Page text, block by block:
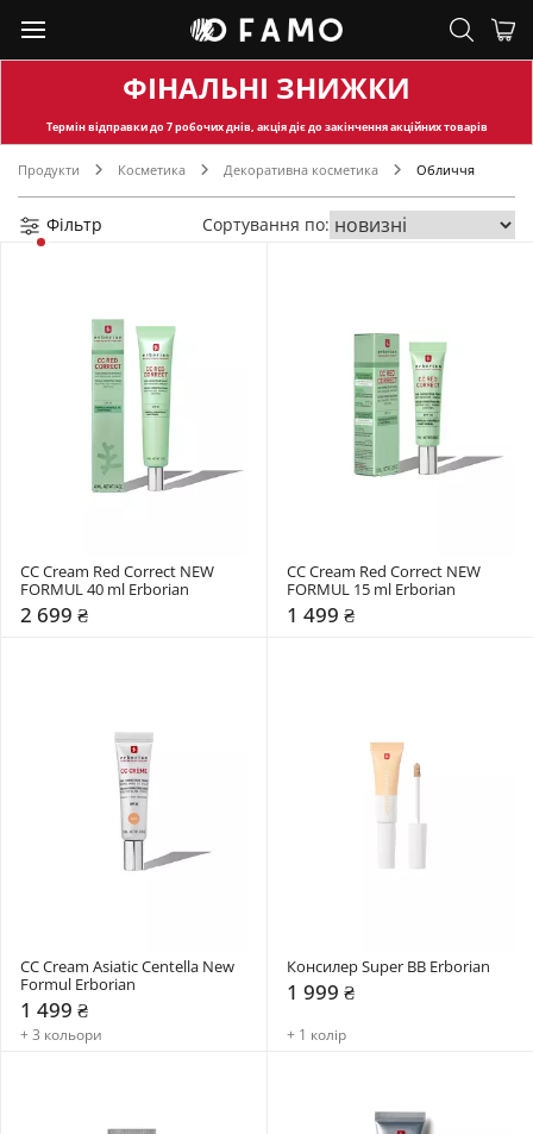
ФІНАЛЬНІ ЗНИЖКИ
Термін відправкидо 7 робочих днів, акція діє до закінчення акційних товарів
Продукти Косметика Декоративна косметика Обличчя
Фільтр Сортування по:
CC Cream Red Correct NEW
FORMUL 40 ml Erborian
2 699 ₴
CC Cream Red Correct NEW
FORMUL 15 ml Erborian
1 499 ₴
CC Cream Asiatic Centella New
Formul Erborian
1 499 ₴
+ 3 кольори
Консилер Super BB Erborian
1 999 ₴
+ 1 колір